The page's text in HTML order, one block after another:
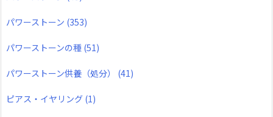
パワーストーン (353)
パワーストーンの種 (51)
パワーストーン供養（処分） (41)
ピアス・イヤリング (1)